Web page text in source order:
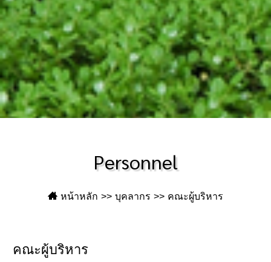
Personnel
หน้าหลัก บุคลากร คณะผู้บริหาร
คณะผู้บริหาร